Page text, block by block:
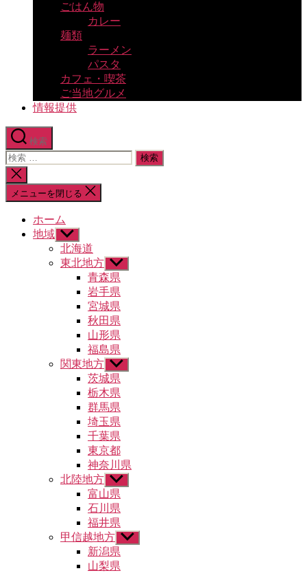
ごはん物
カレー
麺類
ラーメン
パスタ
カフェ・喫茶
ご当地グルメ
情報提供
検索
検
索
対
象:
検
索
を
メニューを閉じる
ホーム
地域 サ
ブ
メ
北海道
東北地方 サ
ブ
メ
ニ
ュ
ー
を
表
示
青森県
岩手県
宮城県
秋田県
山形県
福島県
関東地方 サ
ブ
メ
ニ
ュ
ー
を
表
示
茨城県
栃木県
群馬県
埼玉県
千葉県
東京都
神奈川県
北陸地方 サ
ブ
メ
ニ
ュ
ー
を
表
富山県
石川県
福井県
甲信越地方 サ
新潟県
山梨県